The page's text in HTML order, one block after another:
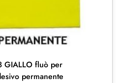
GIALLO fluò per
permanente